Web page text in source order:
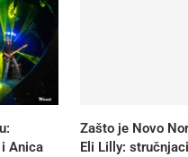
Anica
Zašto je Novo
Eli Lilly: stručnjaci